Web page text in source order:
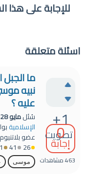
للإجابة على هذا
اسئلة متعلقة
+1
تصويت
0
إجابة
463مشاهدات
ما
نبيه
عليه ؟
سُئلمايو 28، 2020
الإسلامية
عضو بلاتنيوم
26
41
موسى